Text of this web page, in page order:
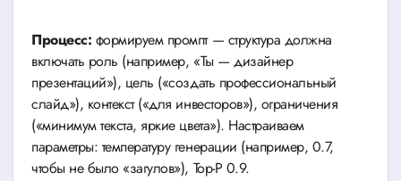
Процесс: формируем промпт — структура должна
включать роль (например, «Ты — дизайнер
презентаций»), цель («создать профессиональный
слайд»), контекст («для инвесторов»), ограничения
(«минимум текста, яркие цвета»). Настраиваем
параметры: температуру генерации (например, 0.7,
чтобы не было «загулов»), Top-P 0.9.